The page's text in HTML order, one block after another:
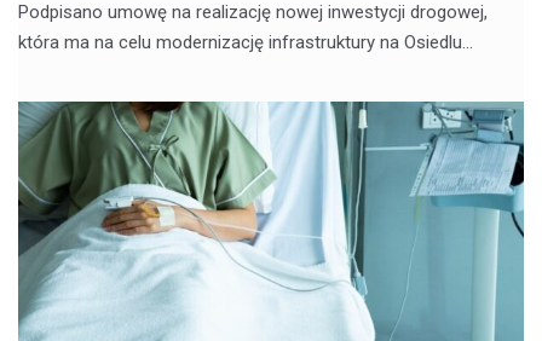
Podpisano umowę na realizację nowej inwestycji drogowej,
która ma na celu modernizację infrastruktury na Osiedlu…